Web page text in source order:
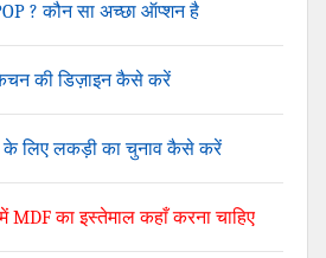
? कौन सा अच्छा ऑप्शन है
की डिज़ाइन कैसे करें
के लिए लकड़ी का चुनाव कैसे करें
में MDF का इस्तेमाल कहाँ करना चाहिए